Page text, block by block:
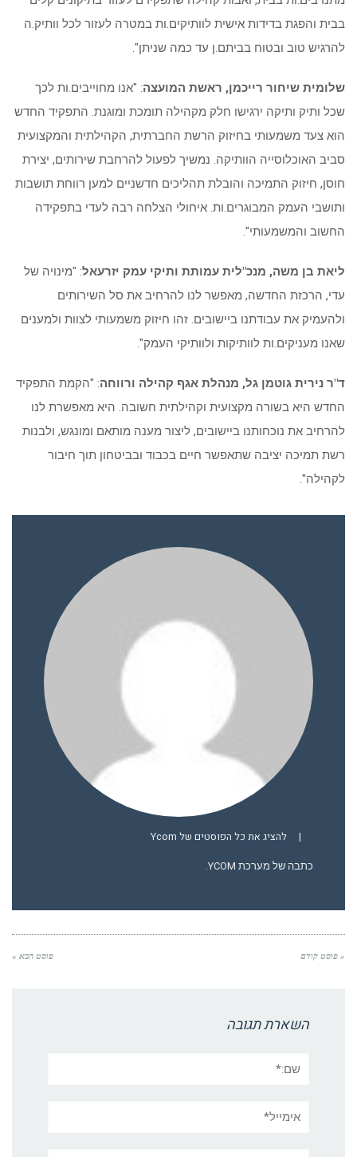
בבית והפגת בדידות אישית לוותיקים.ות במטרה לעזור לכל וותיק.ה
להרגיש טוב ובטוח בביתם.ן עד כמה שניתן".
שלומית שיחור רייכמן, ראשת המועצה:
"אנו מחוייבים.ות לכך
שכל ותיק ותיקה ירגישו חלק מקהילה תומכת ומוגנת. התפקיד החדש
הוא צעד משמעותי בחיזוק הרשת החברתית, הקהילתית והמקצועית
סביב האוכלוסייה הוותיקה. נמשיך לפעול להרחבת שירותים, יצירת
חוסן, חיזוק התמיכה והובלת תהליכים חדשניים למען רווחת תושבות
ותושבי העמק המבוגרים.ות. איחולי הצלחה רבה לעדי בתפקידה
החשוב והמשמעותי."
ליאת בן משה, מנכ"לית עמותת ותיקי עמק יזרעאל:
"מינויה של
עדי, הרכזת החדשה, מאפשר לנו להרחיב את סל השירותים
ולהעמיק את עבודתנו ביישובים. זהו חיזוק משמעותי לצוות ולמענים
שאנו מעניקים.ות לוותיקות ולוותיקי העמק."
ד"ר נירית גוטמן גל, מנהלת אגף קהילה ורווחה:
"הקמת התפקיד
החדש היא בשורה מקצועית וקהילתית חשובה. היא מאפשרת לנו
להרחיב את נוכחותנו ביישובים, ליצור מענה מותאם ומונגש, ולבנות
רשת תמיכה יציבה שתאפשר חיים בכבוד ובביטחון תוך חיבור
לקהילה."
| להציג את כל הפוסטים של Ycom
כתבה של מערכת YCOM.
« פוסט קודם פוסט הבא »
השארת תגובה